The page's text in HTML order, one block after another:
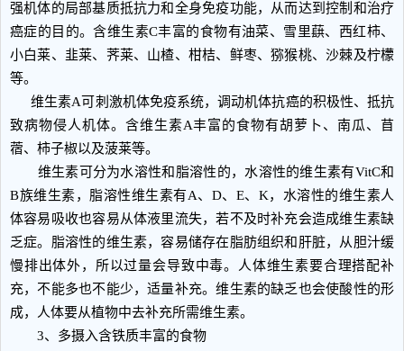
强机体的局部基质抵抗力和全身免疫功能，从而达到控制和治疗
癌症的目的。含维生素C丰富的食物有油菜、雪里蕻、西红柿、
小白莱、韭莱、荠莱、山楂、柑桔、鲜枣、猕猴桃、沙棘及柠檬
等。
维生素A可刺激机体免疫系统，调动机体抗癌的积极性、抵抗
致病物侵人机体。含维生素A丰富的食物有胡萝卜、南瓜、苜
蓿、柿子椒以及菠莱等。
维生素可分为水溶性和脂溶性的，水溶性的维生素有VitC和
B族维生素，脂溶性维生素有A、D、E、K，水溶性的维生素人
体容易吸收也容易从体液里流失，若不及时补充会造成维生素缺
乏症。脂溶性的维生素，容易储存在脂肪组织和肝脏，从胆汁缓
慢排出体外，所以过量会导致中毒。人体维生素要合理搭配补
充，不能多也不能少，适量补充。维生素的缺乏也会使酸性的形
成，人体要从植物中去补充所需维生素。
3、多摄入含铁质丰富的食物